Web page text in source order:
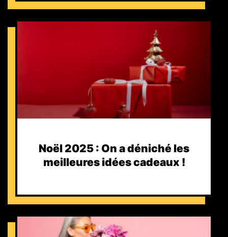
Noël 2025 : On a déniché les
meilleures idées cadeaux !